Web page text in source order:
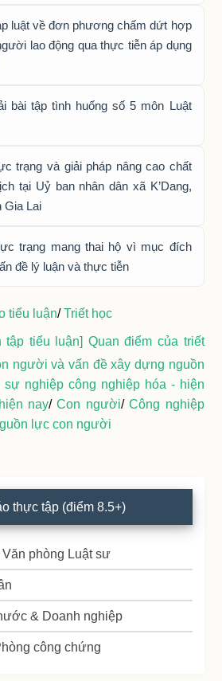
luật về đơn phương chấm dứt hợp
lao động qua thực tiễn áp dụng
bài tập tình huống số 5 môn Luật
trạng và giải pháp nâng cao chất
tại Uỷ ban nhân dân xã K’Dang,
Gia Lai
trạng mang thai hộ vì mục đích
đề lý luận và thực tiễn
tiểu luận/Triết học
tập tiểu luận] Quan điểm của triết
người và vấn đề xây dựng nguồn
nghiệp công nghiệp hóa - hiện
nay/Con người/Công nghiệp
lực con người
thực tập (điểm 8.5+)
phòng Luật sư
& Doanh nghiệp
công chứng